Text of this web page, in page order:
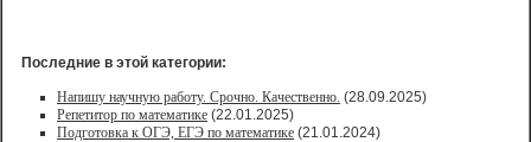
Последние в этой категории:
Напишу научную работу. Срочно. Качественно. (28.09.2025)
Репетитор по математике (22.01.2025)
Подготовка к ОГЭ, ЕГЭ по математике (21.01.2024)